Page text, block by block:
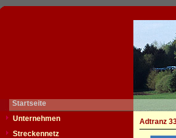
Startseite
Unternehmen
Streckennetz
Adtranz